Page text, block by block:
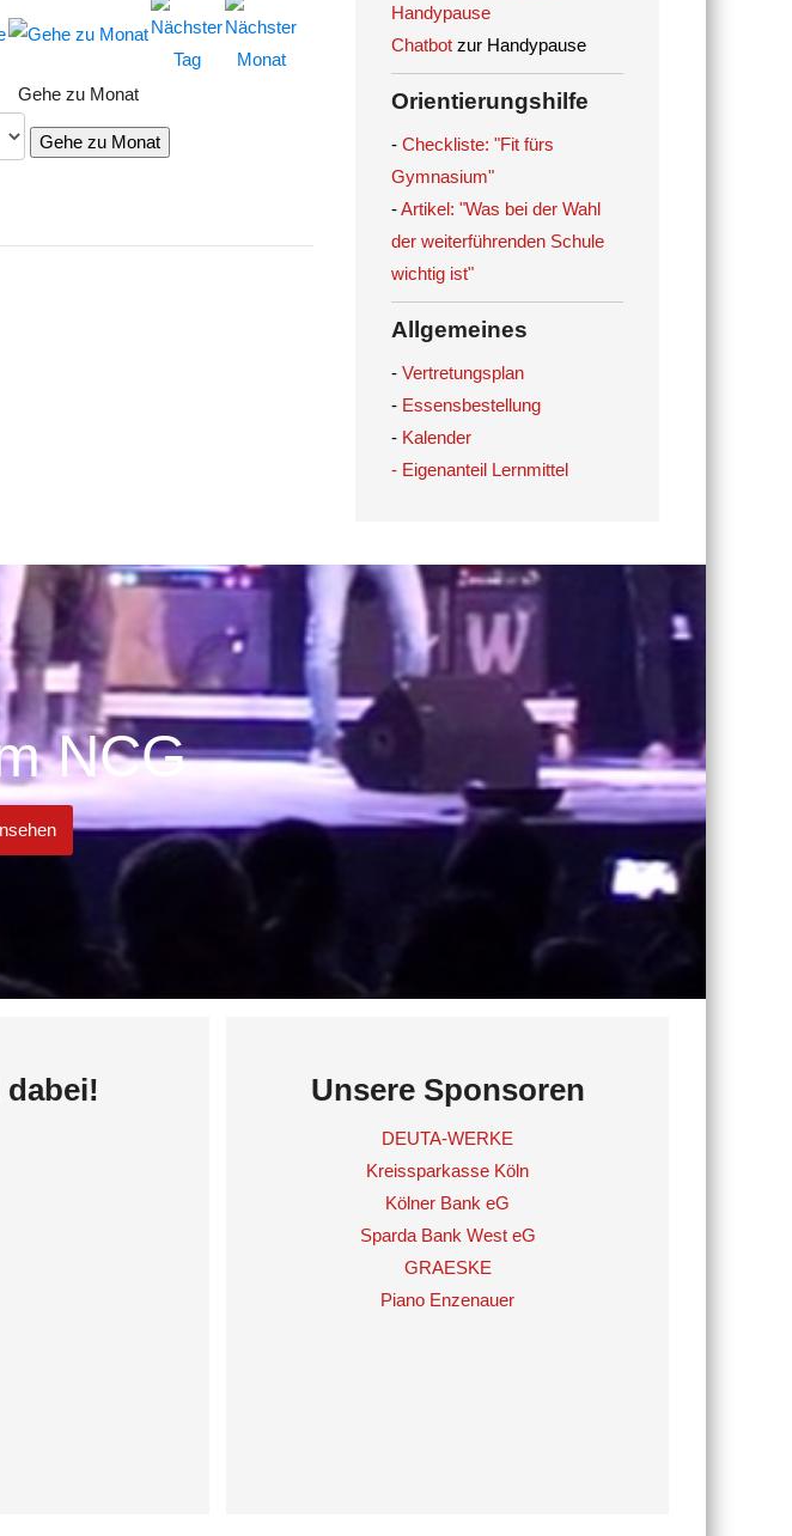
Gehe zu Monat
Gehe zu Monat
Handypause
Chatbotzur Handypause
Orientierungshilfe
- Checkliste: "Fit fürs
Gymnasium"
-Artikel: "Was bei der Wahl
der weiterführenden Schule
wichtig ist"
Allgemeines
- Vertretungsplan
- Essensbestellung
- Kalender
- Eigenanteil Lernmittel
NCG
Unsere Sponsoren
DEUTA-WERKE
Kreissparkasse Köln
Kölner Bank eG
Sparda Bank West eG
GRAESKE
Piano Enzenauer